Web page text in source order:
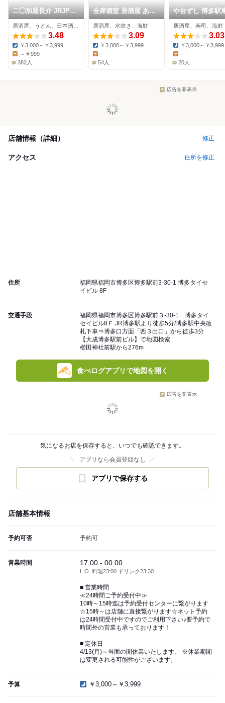
二◯加屋長介 JRJP博
多ビル店
3.48
Dinner:
￥3,000～￥3,999
～￥999
382人
全席個室 居酒屋 あや
鶏 博多駅筑紫口店
居酒屋、水炊き、海鮮
3.09
Dinner:
￥3,000～￥3,999
Lunch:
-
54人
や台ずし 博多駅
居酒屋、寿司、海鮮
3.03
Dinner:
￥3,000～￥3,999
Lunch:
-
20人
広告を非表示
店舗情報（詳細） 修正
アクセス 住所を修正
住所
福岡県福岡市博多区博多駅前3-30-1 博多タイセ
イビル 8F
交通手段
福岡県福岡市博多区博多駅前３‐30‐1 博多タイ
セイビル8Ｆ JR博多駅より徒歩5分/博多駅中央改
札下車⇒博多口方面「西３出口」から徒歩3分
【大成博多駅前ビル】で地図検索
櫛田神社前駅から276m
食べログアプリで地図を開く
広告を非表示
気になるお店を保存すると、いつでも確認できます。
アプリなら会員登録なし
アプリで保存する
店舗基本情報
予約可否 予約可
営業時間 17:00 - 00:00
L.O. 料理23:00 ドリンク23:30
■ 営業時間
≪24時間ご予約受付中≫
10時～15時迄は予約受付センターに繋がります
☆15時～は店舗に直接繋がります☆ネット予約
は24時間受付中ですのでご利用下さい♪要予約で
時間外の営業も承っております！
■ 定休日
4/13(月)～当面の間休業いたします。 ※休業期間
は変更される可能性がございます。
予算 ￥3,000～￥3,999